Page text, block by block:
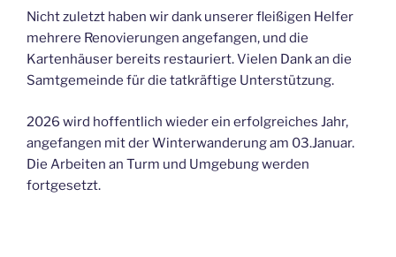
Nicht zuletzt haben wir dank unserer fleißigen Helfer
mehrere Renovierungen angefangen, und die
Kartenhäuser bereits restauriert. Vielen Dank an die
Samtgemeinde für die tatkräftige Unterstützung.
2026 wird hoffentlich wieder ein erfolgreiches Jahr,
angefangen mit der Winterwanderung am 03.Januar.
Die Arbeiten an Turm und Umgebung werden
fortgesetzt.